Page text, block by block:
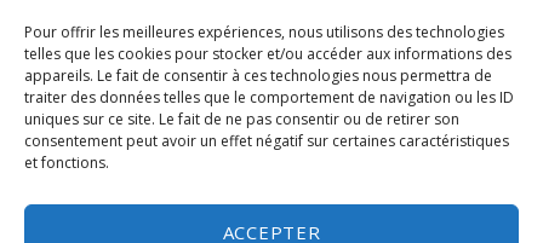
Pour offrir les meilleures expériences, nous utilisons des technologies
telles que les cookies pour stocker et/ou accéder aux informations des
appareils. Le fait de consentir à ces technologies nous permettra de
traiter des données telles que le comportement de navigation ou les ID
uniques sur ce site. Le fait de ne pas consentir ou de retirer son
consentement peut avoir un effet négatif sur certaines caractéristiques
et fonctions.
ACCEPTER
CONTACTEZ-NOUS
Montréal
450-245-7475 (sans frais de Montréal) ou 514-655-9191
info@rivetferole.com